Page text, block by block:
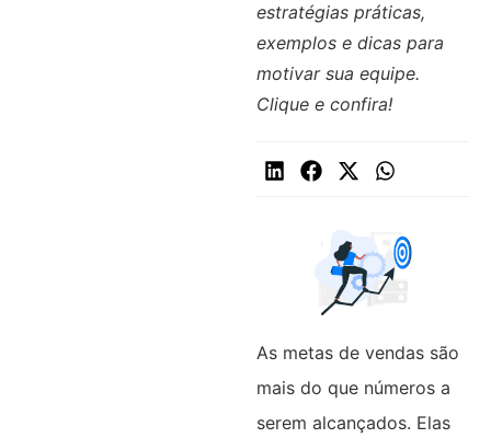
estratégias práticas,
exemplos e dicas para
motivar sua equipe.
Clique e confira!
As metas de vendas são
mais do que números a
serem alcançados. Elas